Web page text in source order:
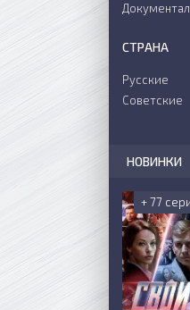
СТРАНА
Русские
Советские
НОВИНКИ
+ 77